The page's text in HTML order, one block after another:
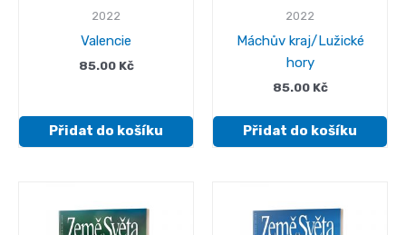
2022
Valencie
85.00 Kč
Přidat do košíku
2022
Máchův kraj/Lužické
hory
85.00 Kč
Přidat do košíku